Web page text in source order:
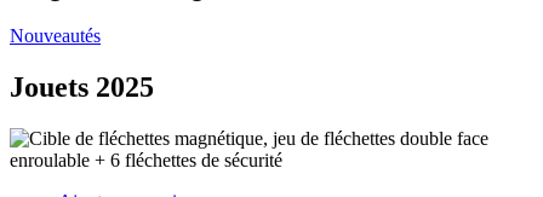
Nouveautés
Jouets 2025